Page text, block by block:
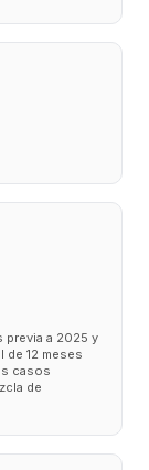
previa a 2025 y
12 meses
casos
de